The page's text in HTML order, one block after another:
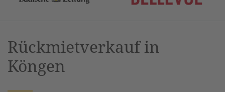
Rückmietverkauf in
Köngen